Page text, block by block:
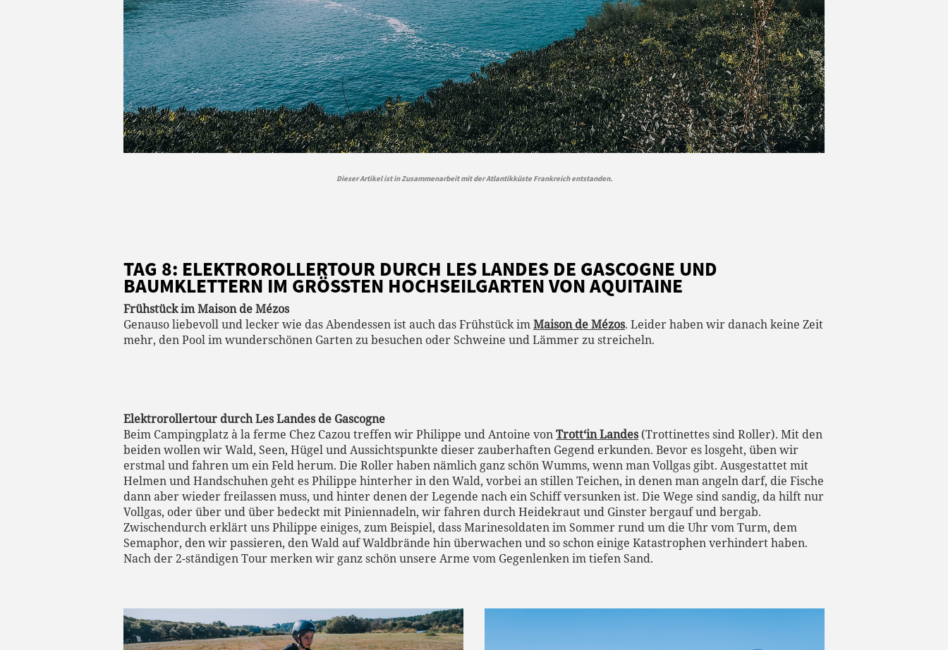
Dieser Artikel ist in Zusammenarbeit mit der Atlantikküste Frankreich entstanden.
TAG 8: ELEKTROROLLERTOUR DURCH LES LANDES DE GASCOGNE UND
BAUMKLETTERN IM GRÖSSTEN HOCHSEILGARTEN VON AQUITAINE
Frühstück im Maison de Mézos
Genauso liebevoll und lecker wie das Abendessen ist auch das Frühstück imMaison de Mézos. Leider haben wir danach keine Zeit
mehr, den Pool im wunderschönen Garten zu besuchen oder Schweine und Lämmer zu streicheln.
Elektrorollertour durch Les Landes de Gascogne
Beim Campingplatz à la ferme Chez Cazou treffen wir Philippe und Antoine vonTrott‘in Landes(Trottinettes sind Roller). Mit den
beiden wollen wir Wald, Seen, Hügel und Aussichtspunkte dieser zauberhaften Gegend erkunden. Bevor es losgeht, üben wir
erstmal und fahren um ein Feld herum. Die Roller haben nämlich ganz schön Wumms, wenn man Vollgas gibt. Ausgestattet mit
Helmen und Handschuhen geht es Philippe hinterher in den Wald, vorbei an stillen Teichen, in denen man angeln darf, die Fische
dann aber wieder freilassen muss, und hinter denen der Legende nach ein Schiff versunken ist. Die Wege sind sandig, da hilft nur
Vollgas, oder über und über bedeckt mit Piniennadeln, wir fahren durch Heidekraut und Ginster bergauf und bergab.
Zwischendurch erklärt uns Philippe einiges, zum Beispiel, dass Marinesoldaten im Sommer rund um die Uhr vom Turm, dem
Semaphor, den wir passieren, den Wald auf Waldbrände hin überwachen und so schon einige Katastrophen verhindert haben.
Nach der 2-ständigen Tour merken wir ganz schön unsere Arme vom Gegenlenken im tiefen Sand.